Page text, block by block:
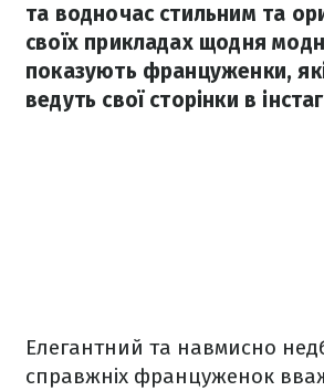
та водночас стильним та
своїх прикладах щодня
показують француженки,
ведуть свої сторінки в
Елегантний та навмисно
справжніх француженок